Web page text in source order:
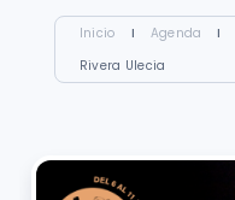
Inicio I Agenda I
Rivera Ulecia